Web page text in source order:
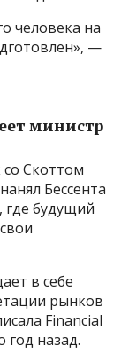
человека на
—
министр
Скоттом
Бессента
где будущий
в себе
рынков
Financial
год назад.